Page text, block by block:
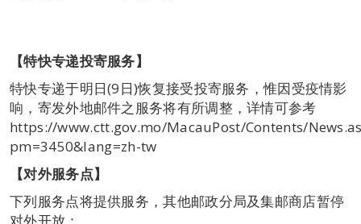
【特快专递投寄服务】
特快专递于明日(9日)恢复接受投寄服务，惟因受疫情影
响，寄发外地邮件之服务将有所调整，详情可参考
https://www.ctt.gov.mo/MacauPost/Contents/
pm=3450&lang=zh-tw
【对外服务点】
下列服务点将提供服务，其他邮政分局及集邮商店暂停